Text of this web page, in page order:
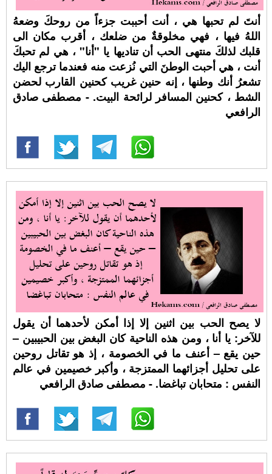
أنتَ لم تحبها هي ، أنت أحببت جزءاً من روحكَ وضعهُ
اللهُ فيها ، فهي مخلوقةٌ من ضلعك ، أقرب مكان الى
قلبك لذلكَ منتهى الحب أن تناديها يا "أنا" ، هي لم تحبكَ
أنت ، هي أحبت الوطنَ التي نُزعت منه فعندما ترجع اليك
تشعرُ أنك وطنها ، إنه حنين غريب كحنين القارب لحضن
الشط ، كحنين المسافر لرائحة البيت. - مصطفى صادق
الرافعي
لا يصح الحب بين اثنين إلا إذا أمكن لأحدهما أن يقول
للآخر: يا أنا ، ومن هذه الناحية كان البغض بين الحبيبين –
حين يقع – أعنف ما في الخصومة ، إذ هو تقاتل روحين
على تحليل أجزائهما الممتزجة ، وأكبر خصيمين في عالم
النفس : متحابان تباغضا. - مصطفى صادق الرافعي